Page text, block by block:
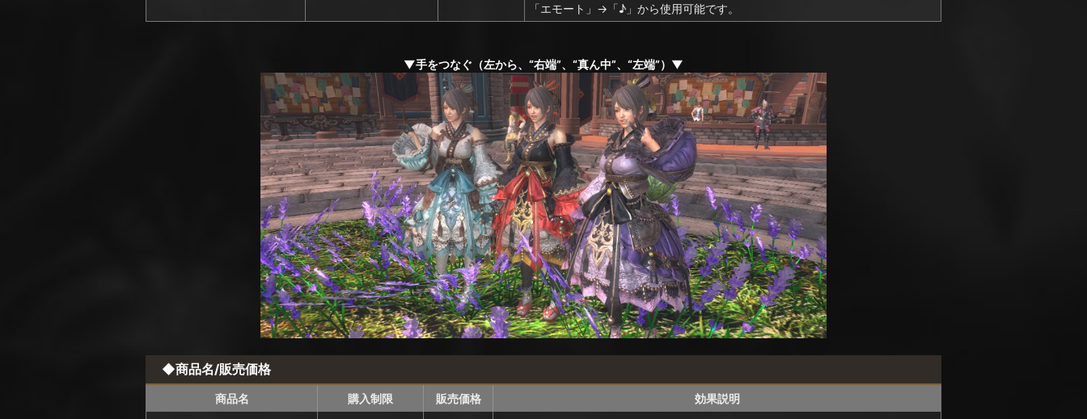
「エモート」→「♪」から使用可能です。
▼手をつなぐ（左から、“右端”、“真ん中”、“左端”）▼
◆商品名/販売価格
商品名 購入制限 販売価格 効果説明